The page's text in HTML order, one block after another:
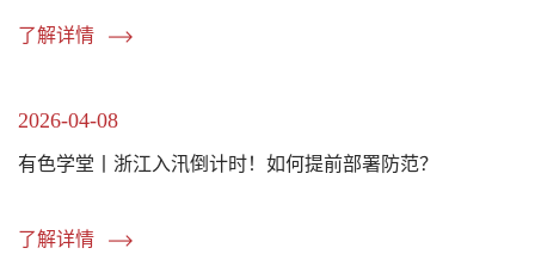
了解详情
2026-04-08
有色学堂丨浙江入汛倒计时！如何提前部署防范？
了解详情